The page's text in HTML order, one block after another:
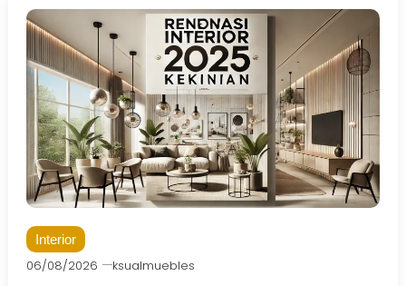
Interior
06/08/2026 ksualmuebles